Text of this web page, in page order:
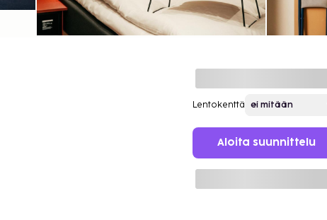
Lentokenttä
Aloita suunnittelu